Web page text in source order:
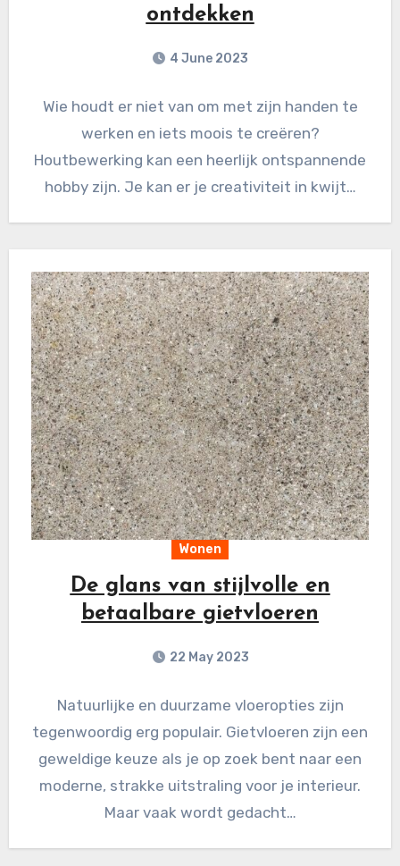
ontdekken
4 June 2023
Wie houdt er niet van om met zijn handen te
werken en iets moois te creëren?
Houtbewerking kan een heerlijk ontspannende
hobby zijn. Je kan er je creativiteit in kwijt…
Wonen
De glans van stijlvolle en
betaalbare gietvloeren
22 May 2023
Natuurlijke en duurzame vloeropties zijn
tegenwoordig erg populair. Gietvloeren zijn een
geweldige keuze als je op zoek bent naar een
moderne, strakke uitstraling voor je interieur.
Maar vaak wordt gedacht…